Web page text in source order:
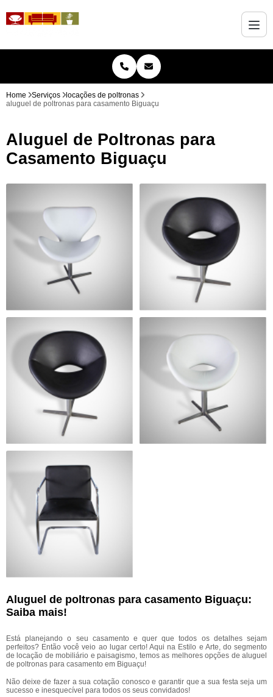
Home Serviços
locações de poltronas
aluguel de poltronas para casamento Biguaçu
Aluguel de Poltronas para
Casamento Biguaçu
Aluguel de poltronas para casamento Biguaçu:
Saiba mais!
Está planejando o seu casamento e quer que todos os detalhes sejam
perfeitos? Então você veio ao lugar certo! Aqui na Estilo e Arte, do segmento
de locação de mobiliário e paisagismo, temos as melhores opções de aluguel
de poltronas para casamento em Biguaçu!
Não deixe de fazer a sua cotação conosco e garantir que a sua festa seja um
sucesso e inesquecível para todos os seus convidados!